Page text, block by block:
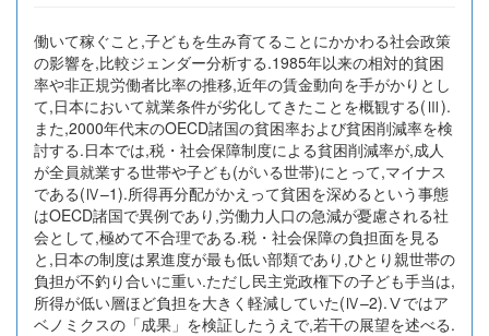
働いて稼ぐこと,子どもを生み育てることにかかわる社会政策
の影響を,比較ジェンダー分析する.1985年以来の相対的貧困
率や非正規労働者比率の推移,近年の賃金動向を手がかりとし
て,日本において就業条件が劣化してきたことを概観する(Ⅲ).
また,2000年代末のOECD諸国の貧困率および貧困削減率を検
討する.日本では,税・社会保障制度による貧困削減率が,成人
が全員就業する世帯や子ども(がいる世帯)にとって,マイナス
である(Ⅳ–1).所得再分配がかえって貧困を深めるという事態
はOECD諸国で異例であり,労働力人口の急減が憂慮される社
会として,極めて不合理である.税・社会保障の負担面を見る
と,日本の制度は累進度が最も低い部類であり,ひとり親世帯の
負担が不釣り合いに重い.ただし民主党政権下の子ども手当は,
所得が低い層ほど負担を大きく軽減していた(Ⅳ–2).Ⅴではア
ベノミクスの「成果」を検証したうえで,若干の展望を述べる.